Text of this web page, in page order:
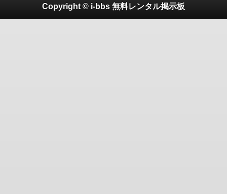
Copyright © i-bbs 無料レンタル掲示板